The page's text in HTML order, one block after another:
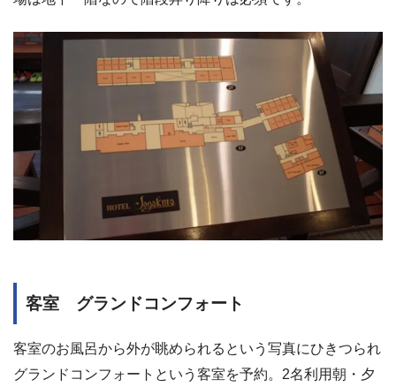
客室 グランドコンフォート
客室のお風呂から外が眺められるという写真にひきつられ
グランドコンフォートという客室を予約。2名利用朝・夕